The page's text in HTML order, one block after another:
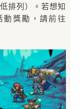
排列）。若想知
獎勵，請前往